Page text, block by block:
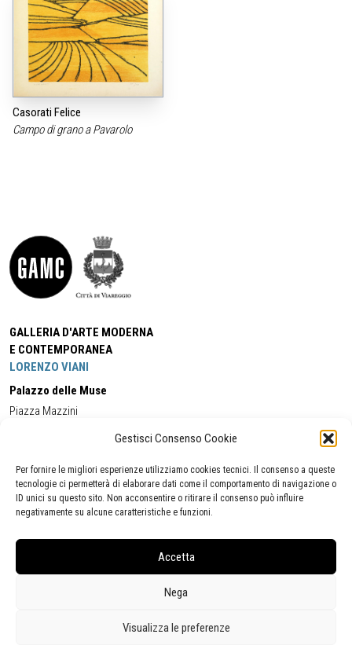
Gestisci Consenso Cookie
Per fornire le migliori esperienze utilizziamo cookies tecnici. Il consenso a queste
tecnologie ci permetterà di elaborare dati come il comportamento di navigazione o
ID unici su questo sito. Non acconsentire o ritirare il consenso può influire
negativamente su alcune caratteristiche e funzioni.
Accetta
Nega
Visualizza le preferenze
Casorati Felice
Campo di grano a Pavarolo
GALLERIA D'ARTE MODERNA
E CONTEMPORANEA
LORENZO VIANI
Palazzo delle Muse
Piazza Mazzini
Cell:+39 338 5714978 (orario apertura Galleria)
Tel:
+39 0584 944580
(orario 09.00/13.00)
Email:gamc@comune.viareggio.lu.it
Segnalazione di inaccessibilità